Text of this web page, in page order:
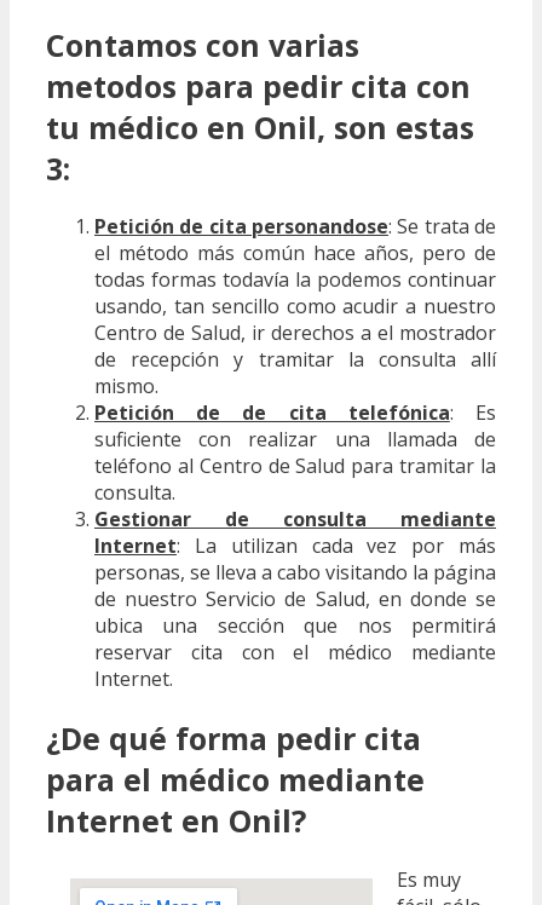
Contamos con varias
metodos para pedir cita con
tu médico en Onil, son estas
3:
Petición de cita personandose: Se trata de
el método más común hace años, pero de
todas formas todavía la podemos continuar
usando, tan sencillo como acudir a nuestro
Centro de Salud, ir derechos a el mostrador
de recepción y tramitar la consulta allí
mismo.
Petición de de cita telefónica: Es
suficiente con realizar una llamada de
teléfono al Centro de Salud para tramitar la
consulta.
Gestionar de consulta mediante
Internet: La utilizan cada vez por más
personas, se lleva a cabo visitando la página
de nuestro Servicio de Salud, en donde se
ubica una sección que nos permitirá
reservar cita con el médico mediante
Internet.
¿De qué forma pedir cita
para el médico mediante
Internet en Onil?
Es muy